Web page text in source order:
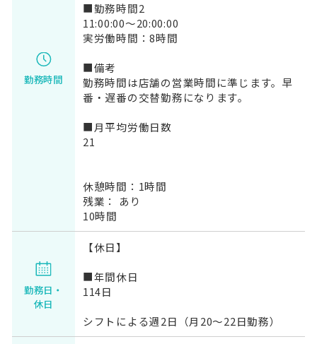
勤務時間
■勤務時間2
11:00:00～20:00:00
実労働時間：8時間
■備考
勤務時間は店舗の営業時間に準じます。早
番・遅番の交替勤務になります。
■月平均労働日数
21
休憩時間：1時間
残業： あり
10時間
勤務日・
休日
【休日】
■年間休日
114日
シフトによる週2日（月20～22日勤務）